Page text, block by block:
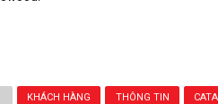
KHÁCH HÀNG THÔNG TIN